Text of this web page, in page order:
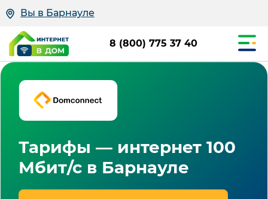
Вы в Барнауле
8 (800) 775 37 40
Тарифы — интернет 100
Мбит/с в Барнауле